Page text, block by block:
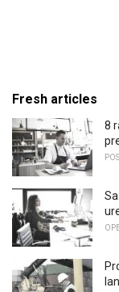
Fresh articles
8